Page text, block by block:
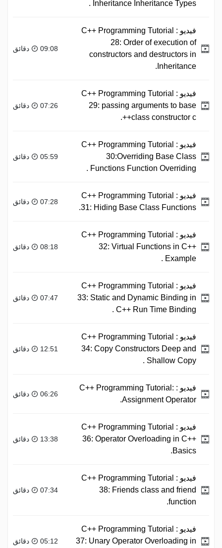
Inheritance Inheritance Types .
فيديو : C++ Programming Tutorial
28: Order of execution of
constructors and destructors in
Inheritance.
09:08 دقائق
فيديو : C++ Programming Tutorial
29: passing arguments to base
class constructor c++.
07:26 دقائق
فيديو : C++ Programming Tutorial
30:Overriding Base Class
Functions Function Overriding .
05:59 دقائق
فيديو : C++ Programming Tutorial
31: Hiding Base Class Functions.
07:28 دقائق
فيديو : C++ Programming Tutorial
32: Virtual Functions in C++
Example .
08:18 دقائق
فيديو : C++ Programming Tutorial
33: Static and Dynamic Binding in
C++ Run Time Binding .
07:47 دقائق
فيديو : C++ Programming Tutorial
34: Copy Constructors Deep and
Shallow Copy .
12:51 دقائق
فيديو : C++ Programming Tutorial:
Assignment Operator.
06:26 دقائق
فيديو : C++ Programming Tutorial
36: Operator Overloading in C++
Basics.
13:38 دقائق
فيديو : C++ Programming Tutorial
38: Friends class and friend
function.
07:34 دقائق
فيديو : C++ Programming Tutorial
37: Unary Operator Overloading in
05:12 دقائق